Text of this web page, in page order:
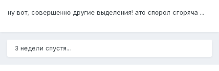
ну вот, совершенно другие выделения! ато спорол сгоряча ...
3 недели спустя...